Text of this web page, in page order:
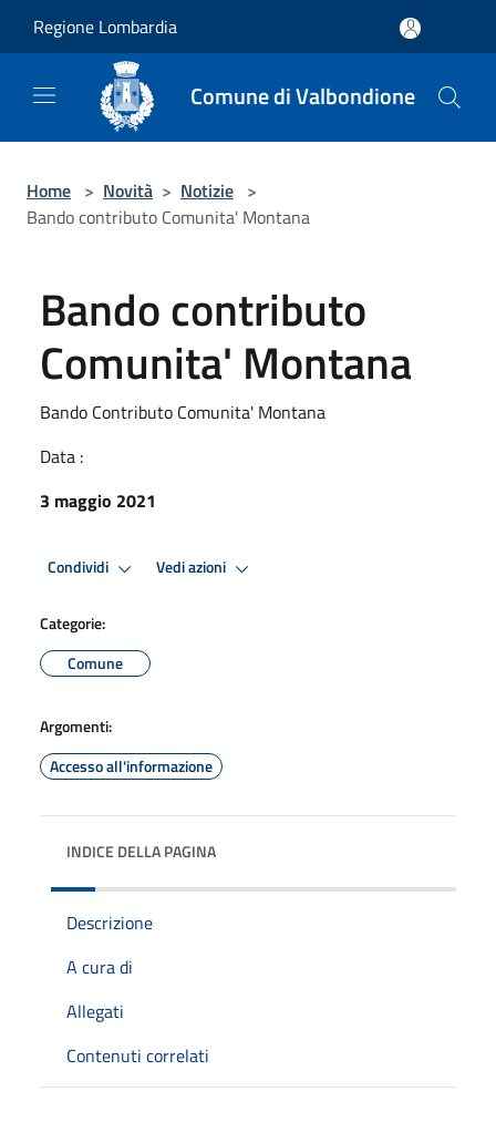
Regione Lombardia
Comune di Valbondione
Home > Novità > Notizie >
Bando contributo Comunita' Montana
Bando contributo
Comunita' Montana
Bando Contributo Comunita' Montana
Data :
3 maggio 2021
Condividi Vedi azioni
Categorie:
Comune
Argomenti:
Accesso all'informazione
INDICE DELLA PAGINA
Descrizione
A cura di
Allegati
Contenuti correlati